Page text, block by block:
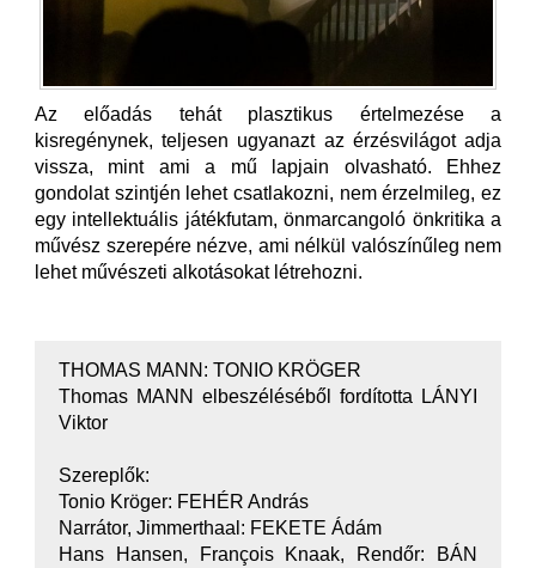
Az előadás tehát plasztikus értelmezése a
kisregénynek, teljesen ugyanazt az érzésvilágot adja
vissza, mint ami a mű lapjain olvasható. Ehhez
gondolat szintjén lehet csatlakozni, nem érzelmileg, ez
egy intellektuális játékfutam, önmarcangoló önkritika a
művész szerepére nézve, ami nélkül valószínűleg nem
lehet művészeti alkotásokat létrehozni.
THOMAS MANN: TONIO KRÖGER
Thomas MANN elbeszéléséből fordította LÁNYI
Viktor
Szereplők:
Tonio Kröger: FEHÉR András
Narrátor, Jimmerthaal: FEKETE Ádám
Hans Hansen, François Knaak, Rendőr: BÁN